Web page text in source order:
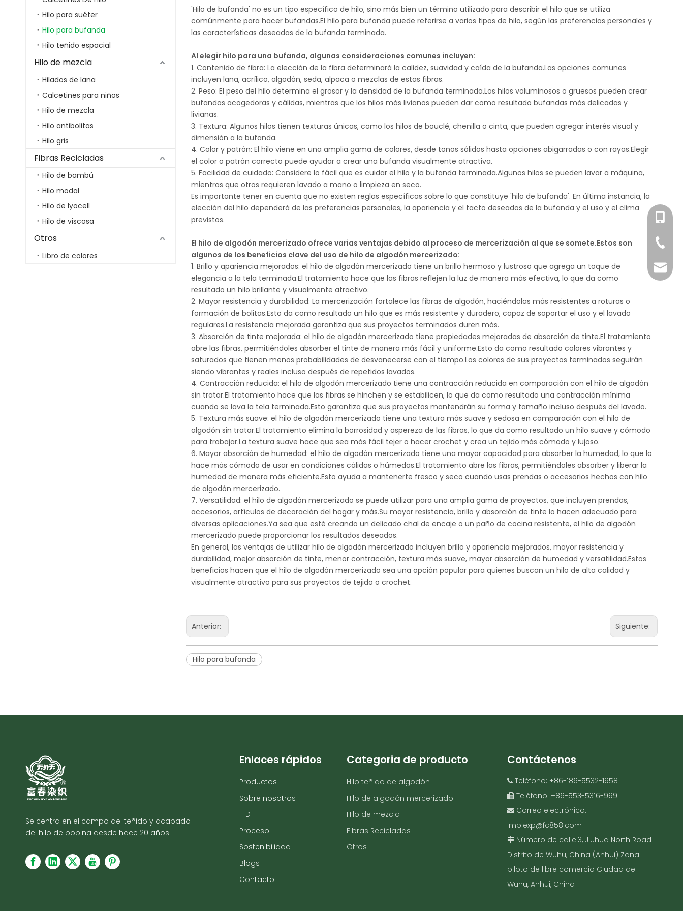
Hilo para suéter
Hilo para bufanda
Hilo teñido espacial
Hilo de mezcla
Hilados de lana
Calcetines para niños
Hilo de mezcla
Hilo antibolitas
Hilo gris
Fibras Recicladas
Hilo de bambú
Hilo modal
Hilo de lyocell
Hilo de viscosa
Otros
Libro de colores
'Hilo de bufanda' no es un tipo específico de hilo, sino más bien un término utilizado para describir el hilo que se utiliza
comúnmente para hacer bufandas.El hilo para bufanda puede referirse a varios tipos de hilo, según las preferencias personales y
las características deseadas de la bufanda terminada.
Al elegir hilo para una bufanda, algunas consideraciones comunes incluyen:
1. Contenido de fibra: La elección de la fibra determinará la calidez, suavidad y caída de la bufanda.Las opciones comunes
incluyen lana, acrílico, algodón, seda, alpaca o mezclas de estas fibras.
2. Peso: El peso del hilo determina el grosor y la densidad de la bufanda terminada.Los hilos voluminosos o gruesos pueden crear
bufandas acogedoras y cálidas, mientras que los hilos más livianos pueden dar como resultado bufandas más delicadas y
livianas.
3. Textura: Algunos hilos tienen texturas únicas, como los hilos de bouclé, chenilla o cinta, que pueden agregar interés visual y
dimensión a la bufanda.
4. Color y patrón: El hilo viene en una amplia gama de colores, desde tonos sólidos hasta opciones abigarradas o con rayas.Elegir
el color o patrón correcto puede ayudar a crear una bufanda visualmente atractiva.
5. Facilidad de cuidado: Considere lo fácil que es cuidar el hilo y la bufanda terminada.Algunos hilos se pueden lavar a máquina,
mientras que otros requieren lavado a mano o limpieza en seco.
Es importante tener en cuenta que no existen reglas específicas sobre lo que constituye 'hilo de bufanda'. En última instancia, la
elección del hilo dependerá de las preferencias personales, la apariencia y el tacto deseados de la bufanda y el uso y el clima
previstos.
El hilo de algodón mercerizado ofrece varias ventajas debido al proceso de mercerización al que se somete.Estos son
algunos de los beneficios clave del uso de hilo de algodón mercerizado:
1. Brillo y apariencia mejorados: el hilo de algodón mercerizado tiene un brillo hermoso y lustroso que agrega un toque de
elegancia a la tela terminada.El tratamiento hace que las fibras reflejen la luz de manera más efectiva, lo que da como
resultado un hilo brillante y visualmente atractivo.
2. Mayor resistencia y durabilidad: La mercerización fortalece las fibras de algodón, haciéndolas más resistentes a roturas o
formación de bolitas.Esto da como resultado un hilo que es más resistente y duradero, capaz de soportar el uso y el lavado
regulares.La resistencia mejorada garantiza que sus proyectos terminados duren más.
3. Absorción de tinte mejorada: el hilo de algodón mercerizado tiene propiedades mejoradas de absorción de tinte.El tratamiento
abre las fibras, permitiéndoles absorber el tinte de manera más fácil y uniforme.Esto da como resultado colores vibrantes y
saturados que tienen menos probabilidades de desvanecerse con el tiempo.Los colores de sus proyectos terminados seguirán
siendo vibrantes y reales incluso después de repetidos lavados.
4. Contracción reducida: el hilo de algodón mercerizado tiene una contracción reducida en comparación con el hilo de algodón
sin tratar.El tratamiento hace que las fibras se hinchen y se estabilicen, lo que da como resultado una contracción mínima
cuando se lava la tela terminada.Esto garantiza que sus proyectos mantendrán su forma y tamaño incluso después del lavado.
5. Textura más suave: el hilo de algodón mercerizado tiene una textura más suave y sedosa en comparación con el hilo de
algodón sin tratar.El tratamiento elimina la borrosidad y aspereza de las fibras, lo que da como resultado un hilo suave y cómodo
para trabajar.La textura suave hace que sea más fácil tejer o hacer crochet y crea un tejido más cómodo y lujoso.
6. Mayor absorción de humedad: el hilo de algodón mercerizado tiene una mayor capacidad para absorber la humedad, lo que lo
hace más cómodo de usar en condiciones cálidas o húmedas.El tratamiento abre las fibras, permitiéndoles absorber y liberar la
humedad de manera más eficiente.Esto ayuda a mantenerte fresco y seco cuando usas prendas o accesorios hechos con hilo
de algodón mercerizado.
7. Versatilidad: el hilo de algodón mercerizado se puede utilizar para una amplia gama de proyectos, que incluyen prendas,
accesorios, artículos de decoración del hogar y más.Su mayor resistencia, brillo y absorción de tinte lo hacen adecuado para
diversas aplicaciones.Ya sea que esté creando un delicado chal de encaje o un paño de cocina resistente, el hilo de algodón
mercerizado puede proporcionar los resultados deseados.
En general, las ventajas de utilizar hilo de algodón mercerizado incluyen brillo y apariencia mejorados, mayor resistencia y
durabilidad, mejor absorción de tinte, menor contracción, textura más suave, mayor absorción de humedad y versatilidad.Estos
beneficios hacen que el hilo de algodón mercerizado sea una opción popular para quienes buscan un hilo de alta calidad y
visualmente atractivo para sus proyectos de tejido o crochet.
Anterior: Siguiente:
Hilo para bufanda
Se centra en el campo del teñido y acabado
del hilo de bobina desde hace 20 años.
+86-
+86-
Enlaces rápidos
Productos
Sobre nosotros
I+D
Proceso
Sostenibilidad
Blogs
Contacto
Categoria de producto
Hilo teñido de algodón
Hilo de algodón mercerizado
Hilo de mezcla
Fibras Recicladas
Otros
Contáctenos
Teléfono: +86-186-5532-1958
Teléfono: +86-553-5316-999
Correo electrónico:
imp.exp@fc858.com
Número de calle.3, Jiuhua North Road
Distrito de Wuhu, China (Anhui) Zona
piloto de libre comercio Ciudad de
Wuhu, Anhui, China